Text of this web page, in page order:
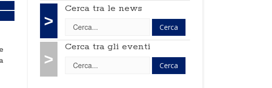
>
Cerca tra le news
>
Cerca tra gli eventi